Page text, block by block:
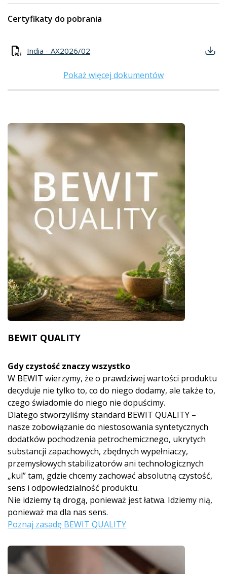
Certyfikaty do pobrania
India - AX2026/02
Pokaż więcej dokumentów
BEWIT QUALITY
Gdy czystość znaczy wszystko
W BEWIT wierzymy, że o prawdziwej wartości produktu
decyduje nie tylko to, co do niego dodamy, ale także to,
czego świadomie do niego nie dopuścimy.
Dlatego stworzyliśmy standard BEWIT QUALITY –
nasze zobowiązanie do niestosowania syntetycznych
dodatków pochodzenia petrochemicznego, ukrytych
substancji zapachowych, zbędnych wypełniaczy,
przemysłowych stabilizatorów ani technologicznych
„kul” tam, gdzie chcemy zachować absolutną czystość,
sens i odpowiedzialność produktu.
Nie idziemy tą drogą, ponieważ jest łatwa. Idziemy nią,
ponieważ ma dla nas sens.
Poznaj zasadę BEWIT QUALITY